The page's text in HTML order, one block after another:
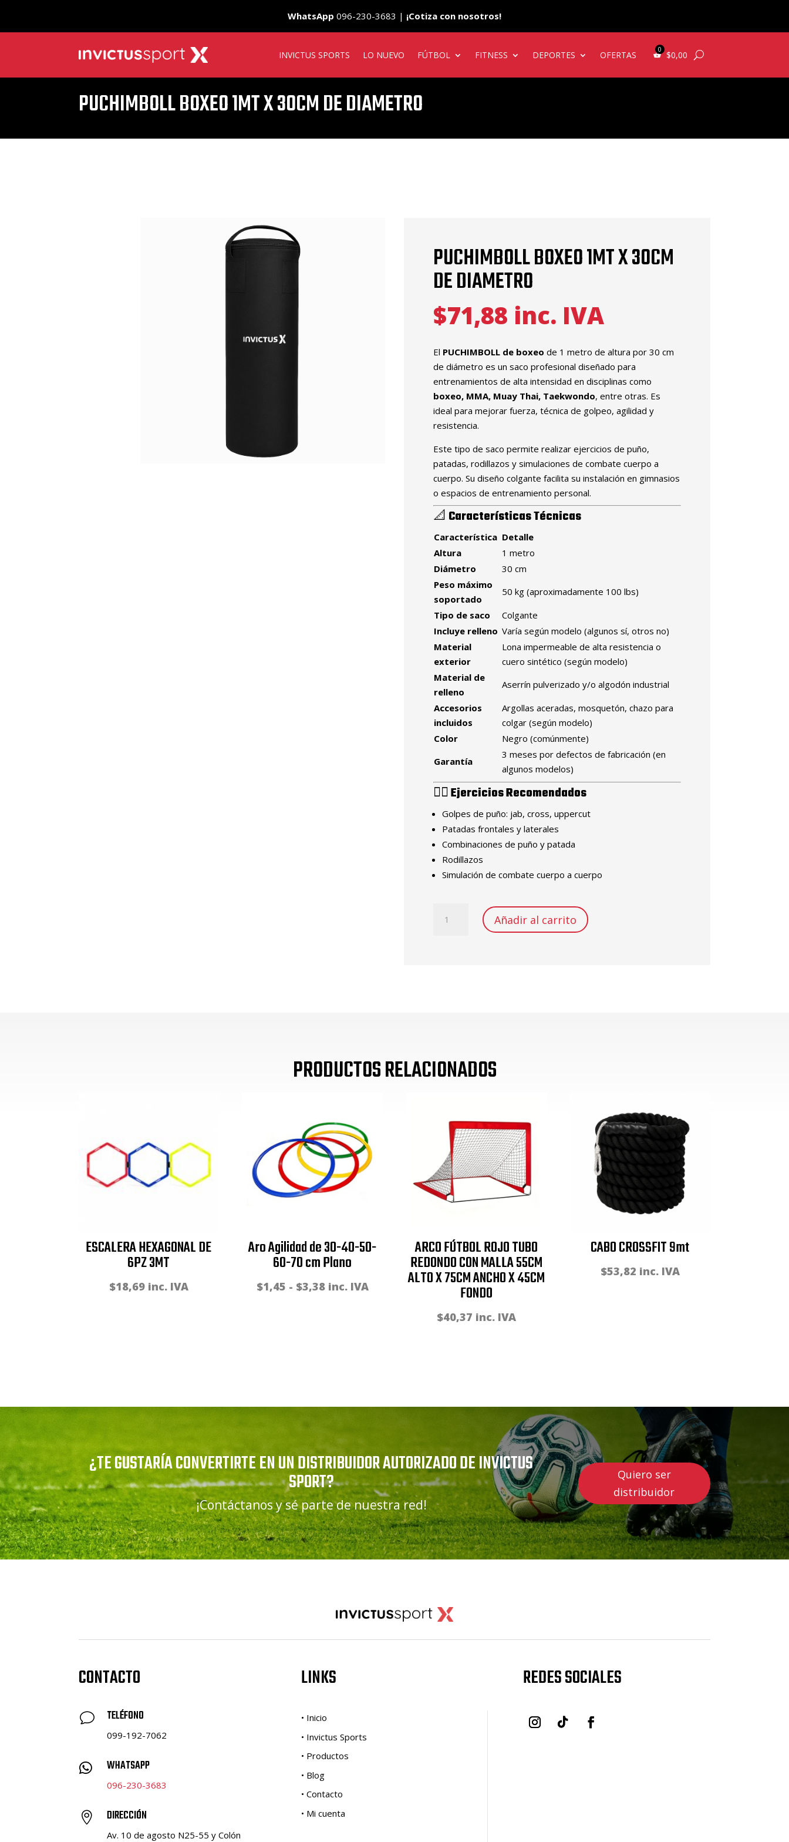
WhatsApp 096-230-3683 | ¡Cotiza con nosotros!
INVICTUS SPORTS LO NUEVO FÚTBOL FITNESS DEPORTES OFERTAS $0,00
PUCHIMBOLL BOXEO 1MT X 30CM DE DIAMETRO
PUCHIMBOLL BOXEO 1MT X 30CM
DE DIAMETRO
$71,88 inc. IVA
El PUCHIMBOLL de boxeo de 1 metro de altura por 30 cm
de diámetro es un saco profesional diseñado para
entrenamientos de alta intensidad en disciplinas como
boxeo, MMA, Muay Thai, Taekwondo, entre otras. Es
ideal para mejorar fuerza, técnica de golpeo, agilidad y
resistencia.
Este tipo de saco permite realizar ejercicios de puño,
patadas, rodillazos y simulaciones de combate cuerpo a
cuerpo. Su diseño colgante facilita su instalación en gimnasios
o espacios de entrenamiento personal.
📐 Características Técnicas
Característica Detalle
Altura
1 metro
Diámetro
30 cm
Peso máximo
soportado
50 kg (aproximadamente 100 lbs)
Tipo de saco
Colgante
Incluye relleno Varía según modelo (algunos sí, otros no)
Material
exterior
Lona impermeable de alta resistencia o
cuero sintético (según modelo)
Material de
relleno
Aserrín pulverizado y/o algodón industrial
Accesorios
incluidos
Argollas aceradas, mosquetón, chazo para
colgar (según modelo)
Color
Negro (comúnmente)
Garantía
3 meses por defectos de fabricación (en
algunos modelos)
🏋️‍♂️Ejercicios Recomendados
Golpes de puño: jab, cross, uppercut
Patadas frontales y laterales
Combinaciones de puño y patada
Rodillazos
Simulación de combate cuerpo a cuerpo
PUCHIMBOLL
BOXEO
Añadir al carrito
PRODUCTOS RELACIONADOS
ESCALERA HEXAGONAL DE
6PZ 3MT
$18,69 inc. IVA
Aro Agilidad de 30-40-50-
60-70 cm Plano
$1,45 - $3,38Rango
inc. IVA
ARCO FÚTBOL ROJO TUBO
REDONDO CON MALLA 55CM
ALTO X 75CM ANCHO X 45CM
FONDO
$40,37 inc. IVA
CABO CROSSFIT 9mt
$53,82 inc. IVA
¿TE GUSTARÍA CONVERTIRTE EN UN DISTRIBUIDOR AUTORIZADO DE INVICTUS
SPORT?
¡Contáctanos y sé parte de nuestra red!
Quiero ser
distribuidor
CONTACTO
v TELÉFONO
099-192-7062
 WHATSAPP
096-230-3683
 DIRECCIÓN
Av. 10 de agosto N25-55 y Colón
LINKS
• Inicio
• Invictus Sports
• Productos
• Blog
• Contacto
• Mi cuenta
REDES SOCIALES